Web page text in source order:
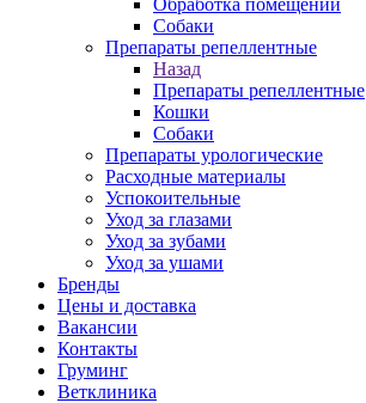
Обработка помещений
Собаки
Препараты репеллентные
Назад
Препараты репеллентные
Кошки
Собаки
Препараты урологические
Расходные материалы
Успокоительные
Уход за глазами
Уход за зубами
Уход за ушами
Бренды
Цены и доставка
Вакансии
Контакты
Груминг
Ветклиника